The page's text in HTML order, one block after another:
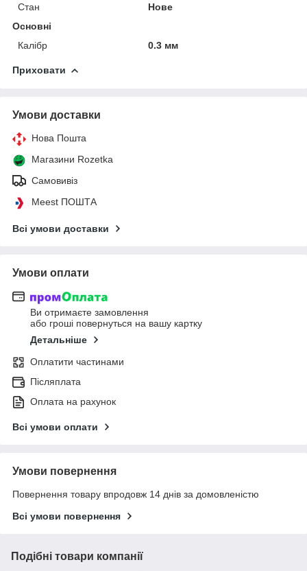
Стан
Нове
Основні
Калібр
0.3 мм
Приховати
Умови доставки
Нова Пошта
Магазини Rozetka
Самовивіз
Meest ПОШТА
Всі умови доставки
Умови оплати
Ви отримаєте замовлення
або гроші повернуться на вашу картку
Детальніше
Оплатити частинами
Післяплата
Оплата на рахунок
Всі умови оплати
Умови повернення
Повернення товару впродовж 14 днів за домовленістю
Всі умови повернення
Подібні товари компанії